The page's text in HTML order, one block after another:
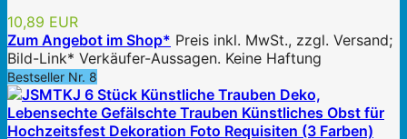
10,89 EUR
Zum Angebot im Shop* Preis inkl. MwSt., zzgl. Versand;
Bild-Link* Verkäufer-Aussagen. Keine Haftung
Bestseller Nr. 8